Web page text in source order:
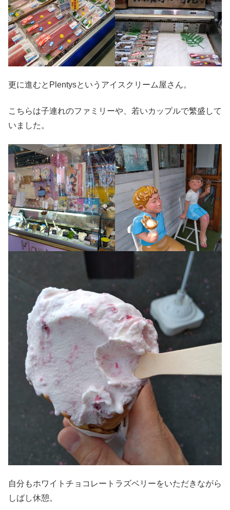
更に進むとPlentysというアイスクリーム屋さん。
こちらは子連れのファミリーや、若いカップルで繁盛して
いました。
自分もホワイトチョコレートラズベリーをいただきながら
しばし休憩。